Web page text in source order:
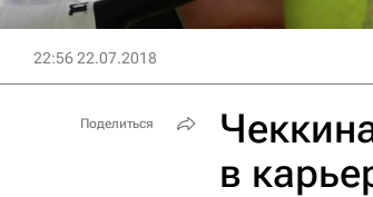
22:56 22.07.2018
в
Поделиться